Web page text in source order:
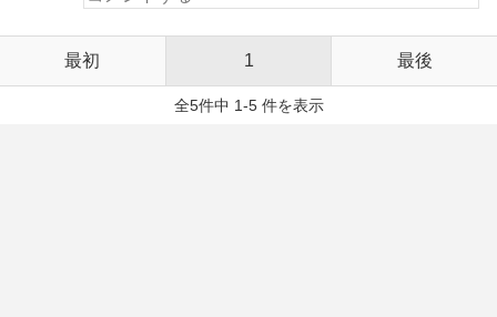
最初 1 最後
全5件中 1-5 件を表示